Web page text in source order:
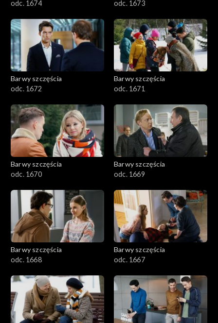
odc. 1674 odc. 1673
Barwy szczęścia
odc. 1672
Barwy szczęścia
odc. 1671
Barwy szczęścia
odc. 1670
Barwy szczęścia
odc. 1669
Barwy szczęścia
odc. 1668
Barwy szczęścia
odc. 1667